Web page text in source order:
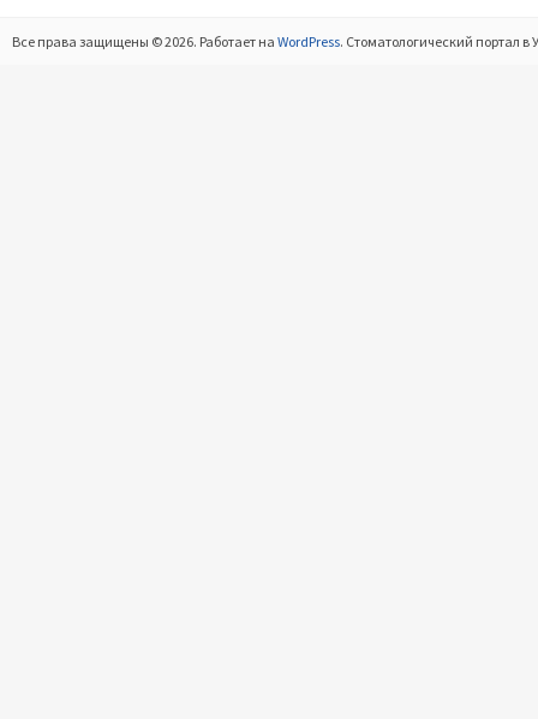
Все права защищены © 2026. Работает на WordPress. Стоматологический портал в